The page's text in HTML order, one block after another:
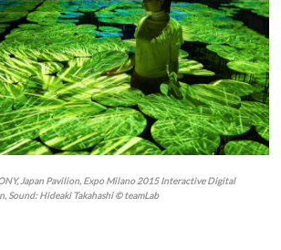
Japan Pavilion, Expo Milano 2015 Interactive Digital
Sound: Hideaki Takahashi © teamLab